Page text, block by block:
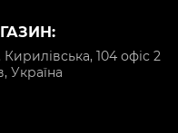
Кирилівська, 104 офіс 2
Україна